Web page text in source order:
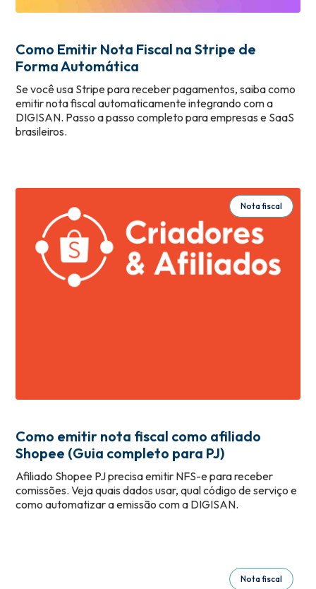
Como Emitir Nota Fiscal na Stripe de
Forma Automática
Se você usa Stripe para receber pagamentos, saiba como
emitir nota fiscal automaticamente integrando com a
DIGISAN. Passo a passo completo para empresas e SaaS
brasileiros.
Nota fiscal
Como emitir nota fiscal como afiliado
Shopee (Guia completo para PJ)
Afiliado Shopee PJ precisa emitir NFS-e para receber
comissões. Veja quais dados usar, qual código de serviço e
como automatizar a emissão com a DIGISAN.
Nota fiscal